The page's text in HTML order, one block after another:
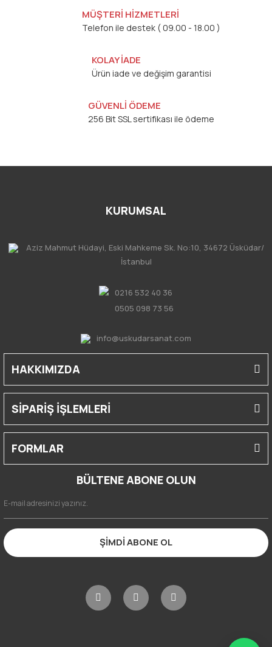
MÜŞTERİ HİZMETLERİ
Telefon ile destek ( 09.00 - 18.00 )
KOLAY İADE
Ürün iade ve değişim garantisi
GÜVENLİ ÖDEME
256 Bit SSL sertifikası ile ödeme
KURUMSAL
Aziz Mahmut Hüdayi, Eski Mahkeme Sk. No:10, 34672 Üsküdar/
İstanbul
0216 532 40 36
0505 098 73 56
info@uskudarsanat.com
HAKKIMIZDA
SİPARİŞ İŞLEMLERİ
FORMLAR
BÜLTENE ABONE OLUN
ŞİMDİ ABONE OL